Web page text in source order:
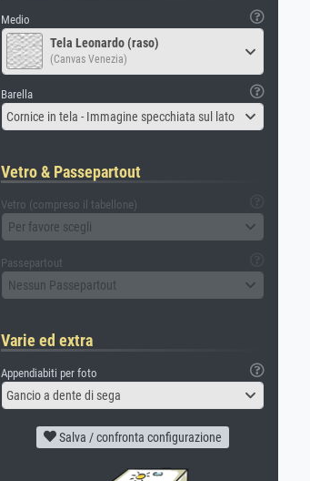
Medio
Tela Leonardo (raso)
(Canvas Venezia)
Barella
Cornice in tela - Immagine specchiata sul lato
Vetro & Passepartout
Vetro (compreso il tabellone)
Per favore scegli
Passepartout
Nessun Passepartout
Varie ed extra
Appendiabiti per foto
Gancio a dente di sega
Salva / confronta configurazione